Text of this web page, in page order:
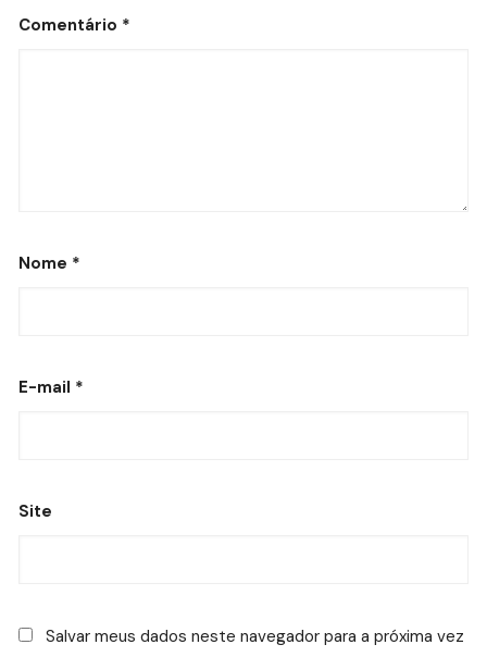
Comentário *
Nome *
E-mail *
Site
Salvar meus dados neste navegador para a próxima vez